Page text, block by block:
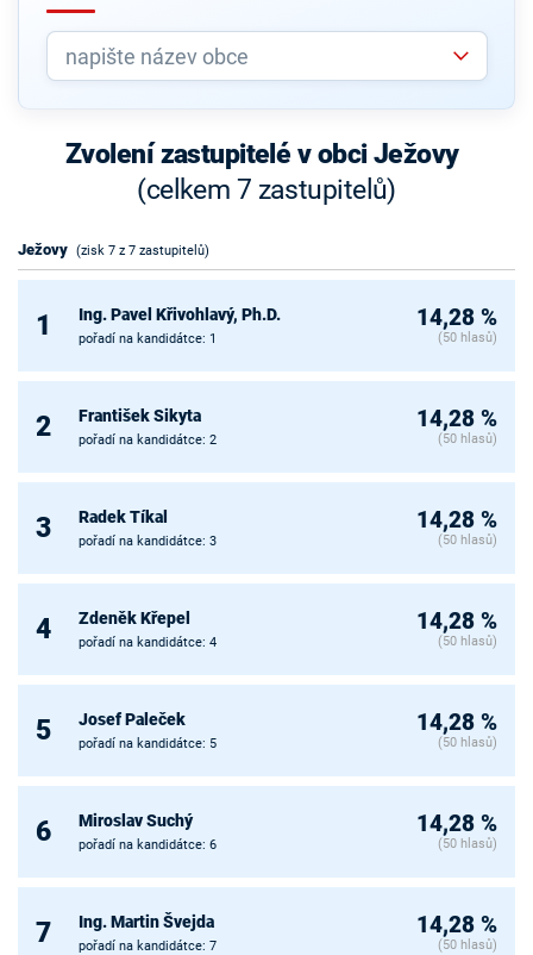
Zvolení zastupitelé v obci Ježovy
(celkem 7 zastupitelů)
Ježovy (zisk 7 z 7 zastupitelů)
1 Ing. Pavel Křivohlavý, Ph.D.
pořadí na kandidátce: 1
14,28 %
(50 hlasů)
2 František Sikyta
pořadí na kandidátce: 2
14,28 %
(50 hlasů)
3 Radek Tíkal
pořadí na kandidátce: 3
14,28 %
(50 hlasů)
4 Zdeněk Křepel
pořadí na kandidátce: 4
14,28 %
(50 hlasů)
5 Josef Paleček
pořadí na kandidátce: 5
14,28 %
(50 hlasů)
6 Miroslav Suchý
pořadí na kandidátce: 6
14,28 %
(50 hlasů)
7 Ing. Martin Švejda
pořadí na kandidátce: 7
14,28 %
(50 hlasů)